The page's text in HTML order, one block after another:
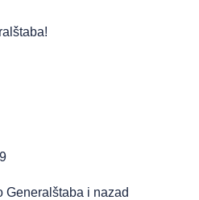
Generalštaba i nazad